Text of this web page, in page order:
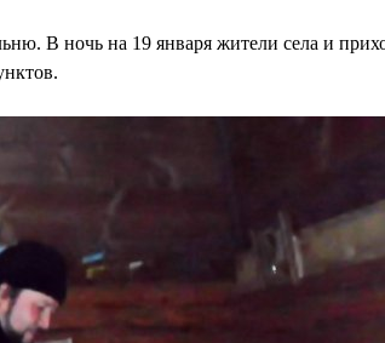
В ночь на 19 января жители села и